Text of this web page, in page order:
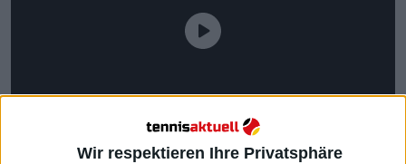
Wir respektieren Ihre Privatsphäre